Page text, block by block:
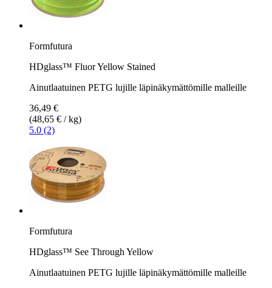
Formfutura
HDglass™ Fluor Yellow Stained
Ainutlaatuinen PETG lujille läpinäkymättömille malleille
36,49 €
(48,65 € / kg)
5.0 (2)
Formfutura
HDglass™ See Through Yellow
Ainutlaatuinen PETG lujille läpinäkymättömille malleille